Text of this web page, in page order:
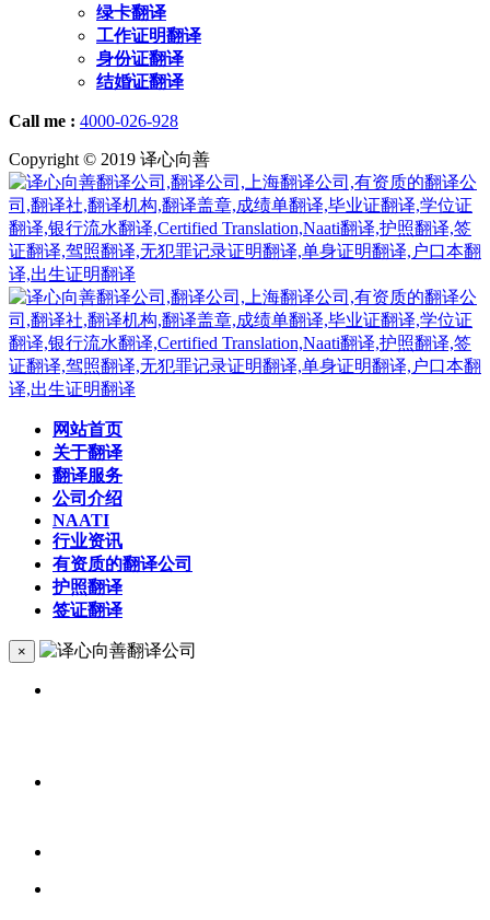
绿卡翻译
工作证明翻译
身份证翻译
结婚证翻译
Call me : 4000-026-928
Copyright © 2019 译心向善
网站首页
关于翻译
翻译服务
公司介绍
NAATI
行业资讯
有资质的翻译公司
护照翻译
签证翻译
×